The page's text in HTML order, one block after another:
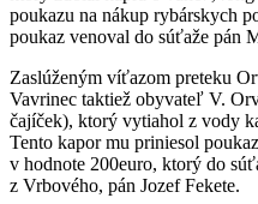
poukazu na nákup rybárskych
poukaz venoval do súťaže pán
Zaslúženým víťazom preteku
Vavrinec taktiež obyvateľ V.
čajíček), ktorý vytiahol z vody
Tento kapor mu priniesol
v hodnote 200euro, ktorý do
z Vrbového, pán Jozef Fekete.